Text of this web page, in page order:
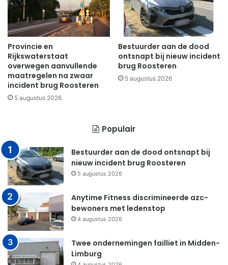
Provincie en
Rijkswaterstaat
overwegen aanvullende
maatregelen na zwaar
incident brug Roosteren
5 augustus 2026
Bestuurder aan de dood
ontsnapt bij nieuw incident
brug Roosteren
5 augustus 2026
Populair
Bestuurder aan de dood ontsnapt bij
nieuw incident brug Roosteren
5 augustus 2026
Anytime Fitness discrimineerde azc-
bewoners met ledenstop
4 augustus 2026
Twee ondernemingen failliet in Midden-
Limburg